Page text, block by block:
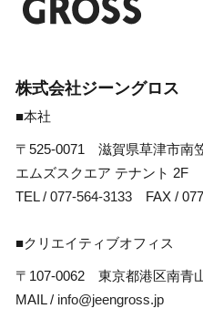
株式会社ジーングロス
■本社
〒525-0071 滋賀県草津市南
エムズスクエア テナント 2F
TEL / 077-564-3133 FAX /
■クリエイティブオフィス
〒107-0062 東京都港区南青
MAIL / info@jeengross.jp